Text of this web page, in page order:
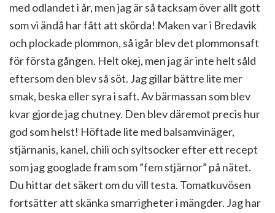
med odlandet i år, men jag är så tacksam över allt gott
som vi ändå har fått att skörda! Maken var i Bredavik
och plockade plommon, så igår blev det plommonsaft
för första gången. Helt okej, men jag är inte helt såld
eftersom den blev så söt. Jag gillar bättre lite mer
smak, beska eller syra i saft. Av bärmassan som blev
kvar gjorde jag chutney. Den blev däremot precis hur
god som helst! Höftade lite med balsamvinäger,
stjärnanis, kanel, chili och syltsocker efter ett recept
som jag googlade fram som ”fem stjärnor” på nätet.
Du hittar det säkert om du vill testa. Tomatkuvösen
fortsätter att skänka smarrigheter i mängder. Jag har